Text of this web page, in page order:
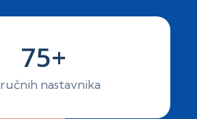
75+
nastavnika